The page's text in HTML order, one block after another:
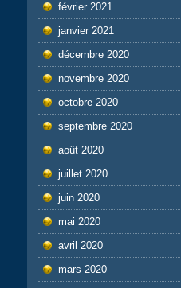
février 2021
janvier 2021
décembre 2020
novembre 2020
octobre 2020
septembre 2020
août 2020
juillet 2020
juin 2020
mai 2020
avril 2020
mars 2020